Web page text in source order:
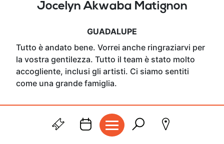
Jocelyn Akwaba Matignon
GUADALUPE
Tutto è andato bene. Vorrei anche ringraziarvi per
la vostra gentilezza. Tutto il team è stato molto
accogliente, inclusi gli artisti. Ci siamo sentiti
come una grande famiglia.